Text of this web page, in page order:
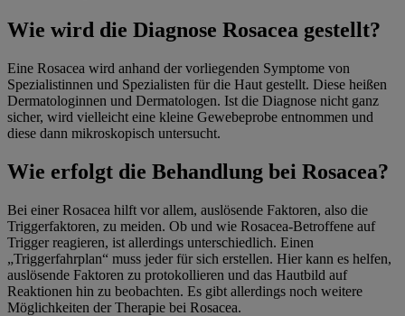
Wie wird die Diagnose Rosacea gestellt?
Eine Rosacea wird anhand der vorliegenden Symptome von
Spezialistinnen und Spezialisten für die Haut gestellt. Diese heißen
Dermatologinnen und Dermatologen. Ist die Diagnose nicht ganz
sicher, wird vielleicht eine kleine Gewebeprobe entnommen und
diese dann mikroskopisch untersucht.
Wie erfolgt die Behandlung bei Rosacea?
Bei einer Rosacea hilft vor allem, auslösende Faktoren, also die
Triggerfaktoren, zu meiden. Ob und wie Rosacea-Betroffene auf
Trigger reagieren, ist allerdings unterschiedlich. Einen
„Triggerfahrplan“ muss jeder für sich erstellen. Hier kann es helfen,
auslösende Faktoren zu protokollieren und das Hautbild auf
Reaktionen hin zu beobachten. Es gibt allerdings noch weitere
Möglichkeiten der Therapie bei Rosacea.